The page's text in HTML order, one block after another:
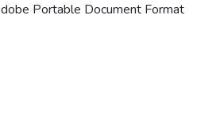
Portable Document Format